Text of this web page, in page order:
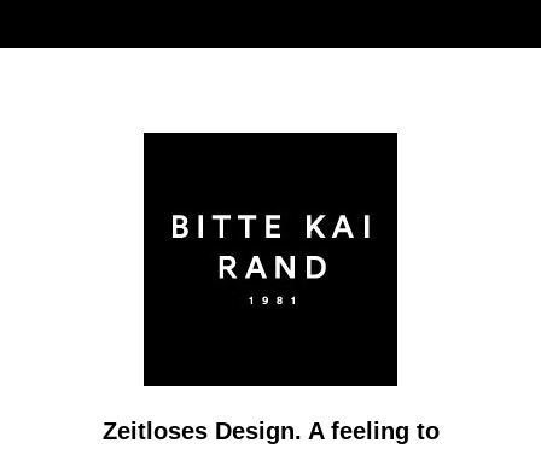
Zeitloses Design. A feeling to